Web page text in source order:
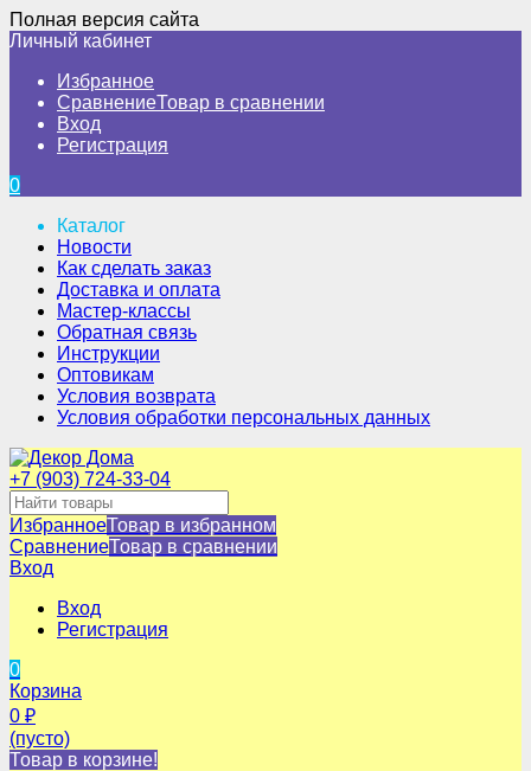
Полная версия сайта
Личный кабинет
Избранное
СравнениеТовар в сравнении
Вход
Регистрация
0
Каталог
Новости
Как сделать заказ
Доставка и оплата
Мастер-классы
Обратная связь
Инструкции
Оптовикам
Условия возврата
Условия обработки персональных данных
+7 (903) 724-33-04
ИзбранноеТовар в избранном
СравнениеТовар в сравнении
Вход
Вход
Регистрация
0
Корзина
0 ₽
(пусто)
Товар в корзине!